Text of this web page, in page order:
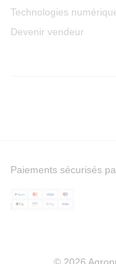
Technologies
Devenir vendeur
© 2026
Paiements sécurisés